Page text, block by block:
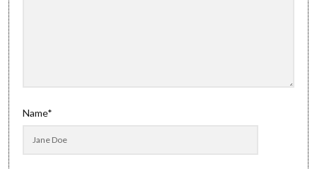
Name*